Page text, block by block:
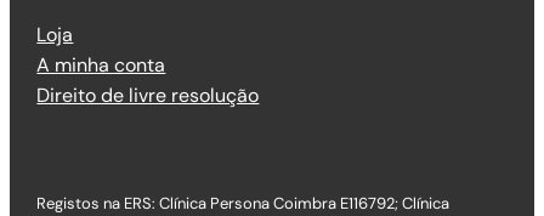
Loja
A minha conta
Direito de livre resolução
Registos na ERS: Clínica Persona Coimbra E116792; Clínica